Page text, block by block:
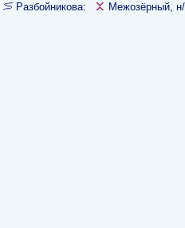
Разбойникова: Межозёрный,